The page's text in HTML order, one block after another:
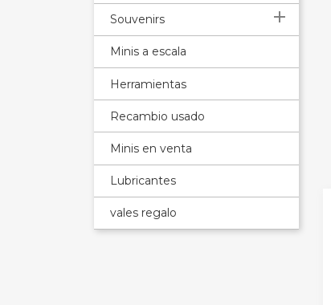
Souvenirs 
Minis a escala
Herramientas
Recambio usado
Minis en venta
Lubricantes
vales regalo